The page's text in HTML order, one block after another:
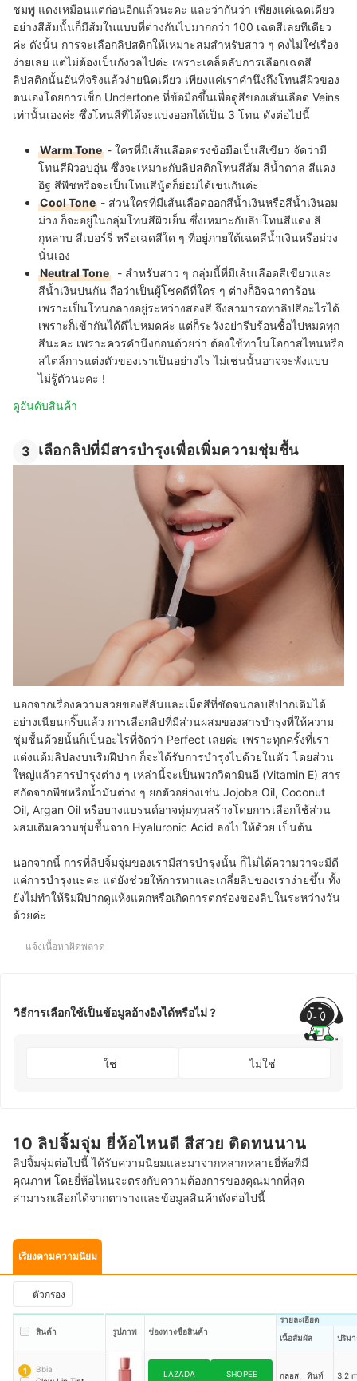
ชมพู แดงเหมือนแต่ก่อนอีกแล้วนะคะ และว่ากันว่า เพียงแค่เฉดเดียว
อย่างสีส้มนั้นก็มีส้มในแบบที่ต่างกันไปมากกว่า 100 เฉดสีเลยทีเดียว
ค่ะ ดังนั้น การจะเลือกลิปสติกให้เหมาะสมสำหรับสาว ๆ คงไม่ใช่เรื่อง
ง่ายเลย แต่ไม่ต้องเป็นกังวลไปค่ะ เพราะเคล็ดลับการเลือกเฉดสี
ลิปสติกนั้นอันที่จริงแล้วง่ายนิดเดียว เพียงแค่เราคำนึงถึงโทนสีผิวของ
ตนเองโดยการเช็ก Undertone ที่ข้อมือขึ้นเพื่อดูสีของเส้นเลือด Veins
เท่านั้นเองค่ะ ซึ่งโทนสีที่ได้จะแบ่งออกได้เป็น 3 โทน ดังต่อไปนี้
Warm Tone - ใครที่มีเส้นเลือดตรงข้อมือเป็นสีเขียว จัดว่ามี
โทนสีผิวอบอุ่น ซึ่งจะเหมาะกับลิปสติกโทนสีส้ม สีน้ำตาล สีแดง
อิฐ สีพีชหรือจะเป็นโทนสีนู้ดก็ย่อมได้เช่นกันค่ะ
Cool Tone - ส่วนใครที่มีเส้นเลือดออกสีน้ำเงินหรือสีน้ำเงินอม
ม่วง ก็จะอยู่ในกลุ่มโทนสีผิวเย็น ซึ่งเหมาะกับลิปโทนสีแดง สี
กุหลาบ สีเบอร์รี่ หรือเฉดสีใด ๆ ที่อยู่ภายใต้เฉดสีน้ำเงินหรือม่วง
นั่นเอง
Neutral Tone
- สำหรับสาว ๆ กลุ่มนี้ที่มีเส้นเลือดสีเขียวและ
สีน้ำเงินปนกัน ถือว่าเป็นผู้โชคดีที่ใคร ๆ ต่างก็อิจฉาตาร้อน
เพราะเป็นโทนกลางอยู่ระหว่างสองสี จึงสามารถทาลิปสีอะไรได้
เพราะก็เข้ากันได้ดีไปหมดค่ะ แต่ก็ระวังอย่ารีบร้อนซื้อไปหมดทุก
สีนะคะ เพราะควรคำนึงก่อนด้วยว่า ต้องใช้ทาในโอกาสไหนหรือ
สไตล์การแต่งตัวของเราเป็นอย่างไร ไม่เช่นนั้นอาจจะพังแบบ
ไม่รู้ตัวนะคะ !
ดูอันดับสินค้า
3 เลือกลิปที่มีสารบำรุงเพื่อเพิ่มความชุ่มชื้น
นอกจากเรื่องความสวยของสีสันและเม็ดสีที่ชัดจนกลบสีปากเดิมได้
อย่างเนียนกริ๊บแล้ว การเลือกลิปที่มีส่วนผสมของสารบำรุงที่ให้ความ
ชุ่มชื้นด้วยนั้นก็เป็นอะไรที่จัดว่า Perfect เลยค่ะ เพราะทุกครั้งที่เรา
แต่งแต้มลิปลงบนริมฝีปาก ก็จะได้รับการบำรุงไปด้วยในตัว โดยส่วน
ใหญ่แล้วสารบำรุงต่าง ๆ เหล่านี้จะเป็นพวกวิตามินอี (Vitamin E) สาร
สกัดจากพืชหรือน้ำมันต่าง ๆ ยกตัวอย่างเช่น Jojoba Oil, Coconut
Oil, Argan Oil หรือบางแบรนด์อาจทุ่มทุนสร้างโดยการเลือกใช้ส่วน
ผสมเติมความชุ่มชื้นจาก Hyaluronic Acid ลงไปให้ด้วย เป็นต้น
นอกจากนี้ การที่ลิปจิ้มจุ่มของเรามีสารบำรุงนั้น ก็ไม่ได้ความว่าจะมีดี
แค่การบำรุงนะคะ แต่ยังช่วยให้การทาและเกลี่ยลิปของเราง่ายขึ้น ทั้ง
ยังไม่ทำให้ริมฝีปากดูแห้งแตกหรือเกิดการตกร่องของลิปในระหว่างวัน
ด้วยค่ะ
แจ้งเนื้อหาผิดพลาด
วิธีการเลือกใช้เป็นข้อมูลอ้างอิงได้หรือไม่ ?
ใช่ ไม่ใช่
10 ลิปจิ้มจุ่ม ยี่ห้อไหนดี สีสวย ติดทนนาน
ลิปจิ้มจุ่มต่อไปนี้ ได้รับความนิยมและมาจากหลากหลายยี่ห้อที่มี
คุณภาพ โดยยี่ห้อไหนจะตรงกับความต้องการของคุณมากที่สุด
สามารถเลือกได้จากตารางและข้อมูลสินค้าดังต่อไปนี้
เรียงตามความนิยม
ตัวกรอง
สินค้า รูปภาพ ช่องทางซื้อสินค้า
รายละเอียด
เนื้อสัมผัส
ปริม
1
Bbia
LAZADA SHOPEE กลอส、ทินท์ 3.2